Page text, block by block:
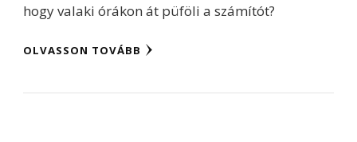
hogy valaki órákon át püföli a számítót?
OLVASSON TOVÁBB